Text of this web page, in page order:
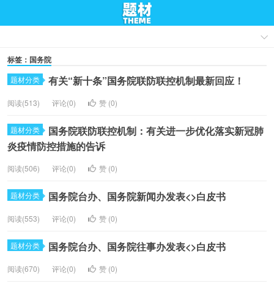
标签：国务院
题材分类 有关“新十条”国务院联防联控机制最新回应！
阅读(513) 评论(0) 赞 (0)
题材分类
国务院联防联控机制：有关进一步优化落实新冠肺
炎疫情防控措施的告诉
阅读(506) 评论(0) 赞 (0)
题材分类 国务院台办、国务院新闻办发表<>白皮书
阅读(553) 评论(0) 赞 (0)
题材分类 国务院台办、国务院往事办发表<>白皮书
阅读(670) 评论(0) 赞 (0)